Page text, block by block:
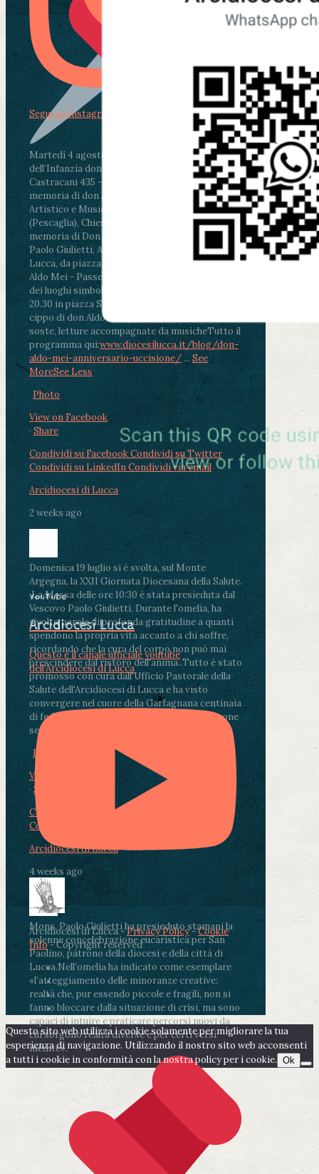
Martedì 4 agosto2026
ore 11:30 - Lucca, Scuola
dell’Infanzia don Aldo Mei - Viale Castruccio
Castracani 435 - Inaugurazione murales in
memoria di don Aldo Mei curato dal Liceo
Artistico e Musicale “Passaglia”
ore 18 - Fiano
(Pescaglia), Chiesa parrocchiale - Messa in
memoria di Don Aldo Mei celebrata da mons.
Paolo Giulietti, Arcivescovo di Lucca
ore 20.30 -
Lucca, da piazza San Michele al Cippo di don
Aldo Mei - Passeggiata della Memoria in alcuni
dei luoghi simbolo della città. Ritrovo alle ore
20.30 in piazza San Michele con conclusione al
cippo di don Aldo Mei (Porta Elisa). Durante le
soste, letture accompagnate da musicheTutto il
programma qui:www.diocesilucca.it/blog/don-
aldo-mei-anniversario-uccisione/ ... See
MoreSee Less
Photo
View on Facebook
· Share
Condividi su FacebookCondividi su Twitter
Condividi su LinkedInCondividi via email
Arcidiocesi di Lucca
2 weeks ago
Domenica 19 luglio si è svolta, sul Monte
Argegna, la XXII Giornata Diocesana della Salute.
.La Messa delle ore 10:30 è stata presieduta dal
Vescovo Paolo Giulietti. Durante l'omelia, ha
rivolto parole di profonda gratitudine a quanti
spendono la propria vita accanto a chi soffre,
ricordando che la cura del corpo non può mai
prescindere dal ristoro dell'anima..Tutto è stato
promosso con cura dall'Ufficio Pastorale della
Salute dell'Arcidiocesi di Lucca e ha visto
convergere nel cuore della Garfagnana centinaia
di fedeli, operatori sanitari, volontari e persone
segnate dalla malattia.
Photo
View on Facebook
· Share
Condividi su Facebook
Condividi su LinkedIn
Arcidiocesi di Lucca
4 weeks ago
Mons. Paolo Giulietti ha presieduto stamani la
solenne concelebrazione eucaristica per San
Paolino, patrono della diocesi e della città di
Lucca.Nell’omelia ha indicato come esemplare
«l’atteggiamento delle minoranze creative:
realtà che, pur essendo piccole e fragili, non si
fanno bloccare dalla situazione di crisi, ma sono
capaci di intuire e praticare percorsi nuovi da
cui sorgono realtà diverse e per certi versi
inedite».
Segui su Instagram
YouTube
Arcidiocesi Lucca
Questo è il canale ufficiale youtube
dell'Arcidiocesi di Lucca
Arcidiocesi di Lucca -Privacy Policy-Cookie
Info- Copyright reserved
Questo sito web utilizza i cookie solamente per migliorare la tua
esperienza di navigazione. Utilizzando il nostro sito web acconsenti
a tutti i cookie in conformità con la nostra policy per i cookie. Ok